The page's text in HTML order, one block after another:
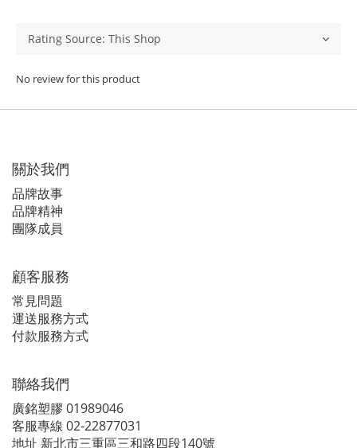
No review for this product
關於我們
品牌故事
品牌精神
團隊成員
顧客服務
常見問題
運送服務方式
付款服務方式
聯絡我們
廣銘塑膠 01989046
客服專線 02-22877031
地址 新北市三重區三和路四段140號